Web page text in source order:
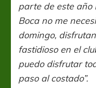
parte de este año
Boca no me
domingo,
fastidioso en el
puedo disfrutar
paso al costado”.